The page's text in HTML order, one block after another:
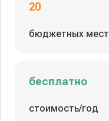
20
бюджетных мест
бесплатно
стоимость/год